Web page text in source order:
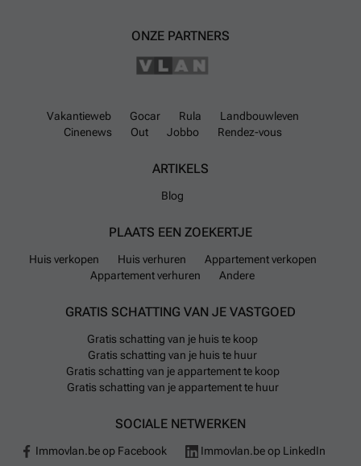
ONZE PARTNERS
Vakantieweb Gocar Rula
Landbouwleven
Cinenews
Out Jobbo Rendez-vous
ARTIKELS
Blog
PLAATS EEN ZOEKERTJE
Huis verkopen Huis verhuren
Appartement verkopen
Appartement verhuren
Andere
GRATIS SCHATTING VAN JE VASTGOED
Gratis schatting van je huis te koop
Gratis schatting van je huis te huur
Gratis schatting van je appartement te koop
Gratis schatting van je appartement te huur
SOCIALE NETWERKEN
Immovlan.be op Facebook Immovlan.be op LinkedIn